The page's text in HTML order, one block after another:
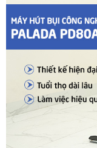
Lưu lượng khí (l/s)
Điện áp (V)
Công suất (W)